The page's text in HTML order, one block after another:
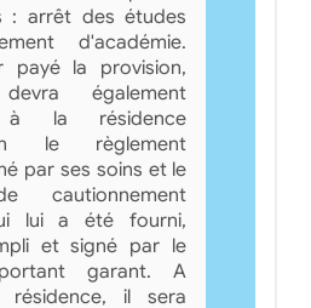
: arrêt des études
d'académie.
payé la provision,
également
à la résidence
le règlement
par ses soins et le
cautionnement
lui a été fourni,
et signé par le
garant. A
résidence, il sera